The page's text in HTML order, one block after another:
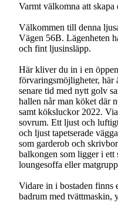
Varmt välkomna att skapa
Välkommen till denna
Vägen 56B. Lägenheten
och fint ljusinsläpp.
Här kliver du in i en
förvaringsmöjligheter, här
senare tid med nytt golv
hallen når man köket där
samt köksluckor 2022.
sovrum. Ett ljust och
och ljust tapetserade
som garderob och
balkongen som ligger i
loungesoffa eller
Vidare in i bostaden finns
badrum med tvättmaskin,